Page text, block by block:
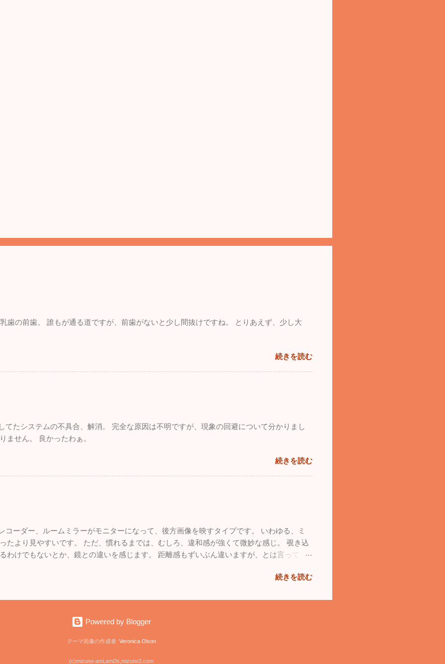
歯の前歯。 誰もが通る道ですが、前歯がないと少し間抜けですね。 とりあえず、少し大
続きを読む
てたシステムの不具合、解消。 完全な原因は不明ですが、現象の回避について分かりまし
ません。 良かったわぁ。
続きを読む
コーダー、ルームミラーがモニターになって、後方画像を映すタイプです。 いわゆる、ミ
たより見やすいです。 ただ、慣れるまでは、むしろ、違和感が強くて微妙な感じ。 覗き込
わけでもないとか、鏡との違いを感じます。 距離感もずいぶん違いますが、とは言って
続きを読む
Powered by Blogger
テーマ画像の作成者: Veronica Olson
(c)mizuno-ami,ami3s,mizuno3.com